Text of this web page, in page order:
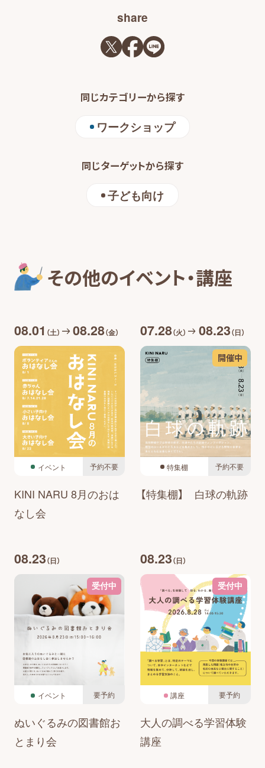
share
同じカテゴリーから探す
ワークショップ
同じターゲットから探す
子ども向け
その他のイベント・講座
08.01 （土） 08.28（金）
イベント 予約不要
KINI NARU 8月のおは
なし会
07.28（火） 08.23（日）
開催中
特集棚 予約不要
【特集棚】 白球の軌跡
08.23（日）
受付中
イベント 要予約
ぬいぐるみの図書館お
とまり会
08.23（日）
受付中
講座 要予約
大人の調べる学習体験
講座